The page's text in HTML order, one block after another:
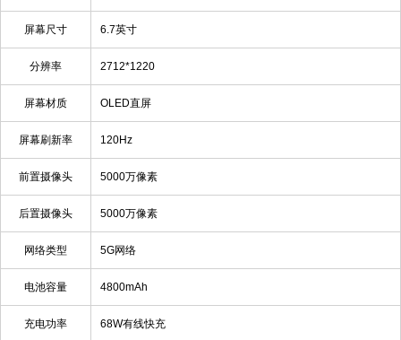
屏幕尺寸 6.7英寸
分辨率 2712*1220
屏幕材质 OLED直屏
屏幕刷新率 120Hz
前置摄像头 5000万像素
后置摄像头 5000万像素
网络类型 5G网络
电池容量 4800mAh
充电功率 68W有线快充